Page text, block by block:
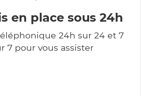
en place sous 24h
24h sur 24 et 7
7 pour vous assister